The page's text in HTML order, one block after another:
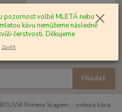
Hledat
za0,00 Kč
BOLIVIA Primera Scagrem - zrnková káva
pozornost volbě MLETÁ nebo
kávu nemůžeme následně
čerstvosti. Děkujeme
Zavřít